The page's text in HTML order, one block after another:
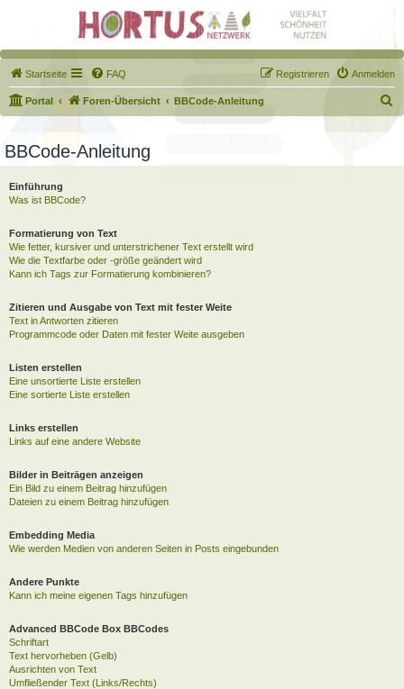
Startseite FAQ Anmelden
Registrieren
Portal Foren-Übersicht BBCode-Anleitung
u
h
BBCode-Anleitung
Einführung
Was ist BBCode?
Formatierung von Text
Wie fetter, kursiver und unterstrichener Text erstellt wird
Wie die Textfarbe oder -größe geändert wird
Kann ich Tags zur Formatierung kombinieren?
Zitieren und Ausgabe von Text mit fester Weite
Text in Antworten zitieren
Programmcode oder Daten mit fester Weite ausgeben
Listen erstellen
Eine unsortierte Liste erstellen
Eine sortierte Liste erstellen
Links erstellen
Links auf eine andere Website
Bilder in Beiträgen anzeigen
Ein Bild zu einem Beitrag hinzufügen
Dateien zu einem Beitrag hinzufügen
Embedding Media
Wie werden Medien von anderen Seiten in Posts eingebunden
Andere Punkte
Kann ich meine eigenen Tags hinzufügen
Advanced BBCode Box BBCodes
Schriftart
Text hervorheben (Gelb)
Ausrichten von Text
Umfließender Text (Links/Rechts)